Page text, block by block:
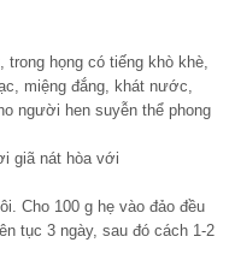
trong họng có tiếng khò khè,
miệng đắng, khát nước,
người hen suyễn thể phong
giã nát hòa với
Cho 100 g hẹ vào đảo đều
tục 3 ngày, sau đó cách 1-2